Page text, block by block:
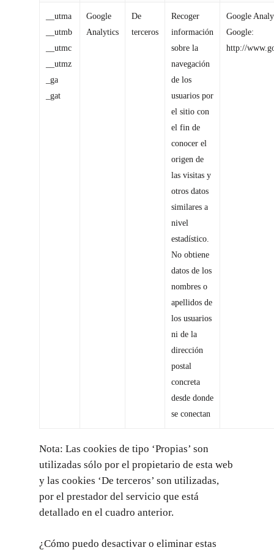
__utma
__utmb
__utmc
__utmz
_ga
_gat
Google
Analytics
De
terceros
Recoger
información
sobre la
navegación
de los
usuarios por
el sitio con
el fin de
conocer el
origen de
las visitas y
otros datos
similares a
nivel
estadístico.
No obtiene
datos de los
nombres o
apellidos de
los usuarios
ni de la
dirección
postal
concreta
desde donde
se conectan
Google
Google:
http://
Nota: Las cookies de tipo ‘Propias’ son
utilizadas sólo por el propietario de esta web
y las cookies ‘De terceros’ son utilizadas,
por el prestador del servicio que está
detallado en el cuadro anterior.
¿Cómo puedo desactivar o eliminar estas
Apartamentos
Servicios
Blog
Galería
Localización y Contacto
Reservas
Calle Bruc, 16
08010 Barcelona, España
Teléfono:
Móvil: